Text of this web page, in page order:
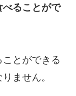
ることがで
とができる
ません。